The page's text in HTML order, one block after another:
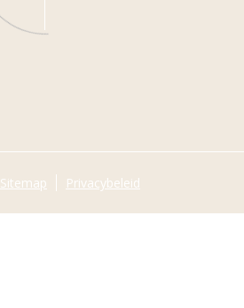
Sitemap Privacybeleid